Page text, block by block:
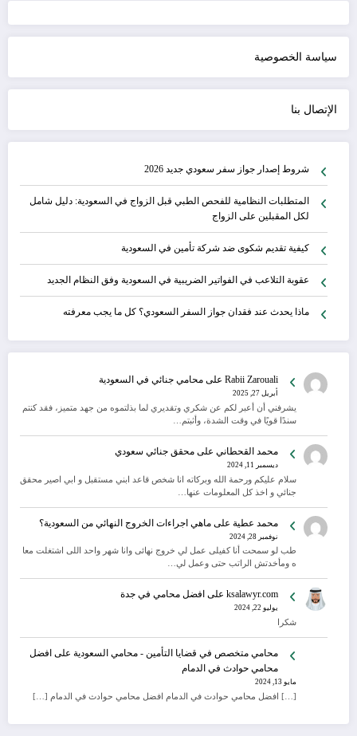
سياسة الخصوصية
الإتصال بنا
شروط إصدار جواز سفر سعودي جديد 2026
المتطلبات النظامية للفحص الطبي قبل الزواج في السعودية: دليل شامل
لكل المقبلين على الزواج
كيفية تقديم شكوى ضد شركة تأمين في السعودية
عقوبة التلاعب في الفواتير الضريبية في السعودية وفق النظام الجديد
ماذا يحدث عند فقدان جواز السفر السعودي؟ كل ما يجب معرفته
Rabii Zarouali على محامي جنائي في السعودية
أبريل 27, 2025
يشرفني أن أعبر لكم عن شكري وتقديري لما بذلتموه من جهد متميز، فقد كنتم
سندًا قويًا في وقت الشدة، وأثبتم…
محمد القحطاني على محقق جنائي سعودي
ديسمبر 11, 2024
سلام عليكم ورحمة الله وبركاته انا شخص قاعد ابني مستقبل و ابي اصير محقق
جنائي و اخذ كل المعلومات عنها…
محمد عطية على ماهي اجراءات الخروج النهائي من السعودية؟
نوفمبر 28, 2024
طب لو سمحت أنا كفيلى عمل لي خروج نهائى وانا شهر واحد اللى اشتغلت معا
ه ومأخدتش الراتب حتى وعمل لي…
ksalawyr.com على افضل محامي في جدة
يوليو 22, 2024
شكرا
محامي متخصص في قضايا التأمين - محامي السعودية على افضل
محامي حوادث في الدمام
مايو 13, 2024
[…] افضل محامي حوادث في الدمام افضل محامي حوادث في الدمام […]